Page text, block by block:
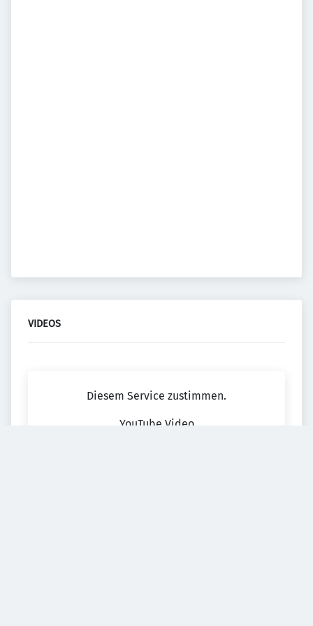
VIDEOS
Diesem Service zustimmen.
YouTube Video